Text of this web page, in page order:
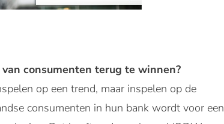
consumenten terug te winnen?
op een trend, maar inspelen op de
consumenten in hun bank wordt voor een